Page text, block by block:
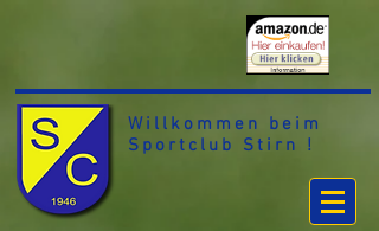
Willkommen beim
Sportclub Stirn !